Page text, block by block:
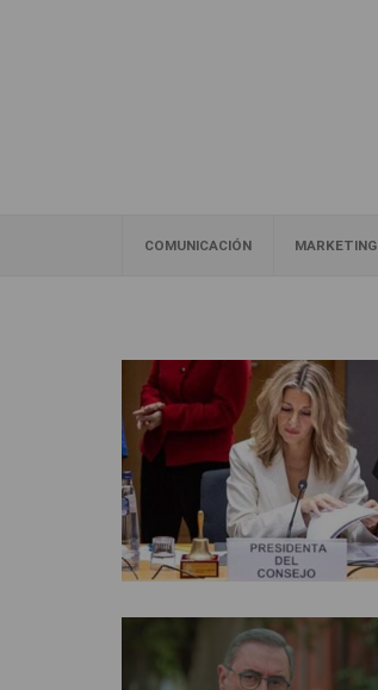
COMUNICACIÓN MARKETING